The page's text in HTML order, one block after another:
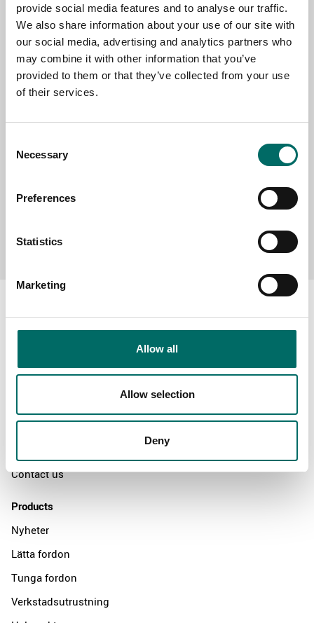
provide social media features and to analyse our traffic.
We also share information about your use of our site with
our social media, advertising and analytics partners who
may combine it with other information that you’ve
provided to them or that they’ve collected from your use
of their services.
Selection
Necessary
Preferences
Statistics
Marketing
Allow all
Allow selection
Deny
EMAIL
SELECT COUNTRY
Swedish quality
The Kamasa Tools warranty
News
Contact us
Products
Nyheter
Lätta fordon
Tunga fordon
Verkstadsutrustning